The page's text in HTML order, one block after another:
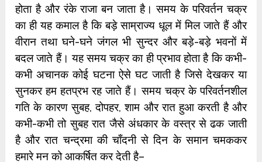
होता है और रंके राजा बन जाता है। समय के परिवर्तन चक्र
का ही यह कमाल है कि बड़े साम्राज्य धूल में मिल जाते हैं और
वीरान तथा घने-घने जंगल भी सुन्दर और बड़े-बड़े भवनों में
बदल जाते हैं। यह समय चक्र का ही प्रभाव होता है कि कभी-
कभी अचानक कोई घटना ऐसे घट जाती है जिसे देखकर या
सुनकर हम हतप्रभ रह जाते हैं। समय चक्र के परिवर्तनशील
गति के कारण सुबह, दोपहर, शाम और रात हुआ करती है और
कभी-कभी तो सुबह रात जैसे अंधकार के वस्त्र से ढक जाती
है और रात चन्द्रमा की चाँदनी से दिन के समान चमककर
हमारे मन को आकर्षित कर देती है–